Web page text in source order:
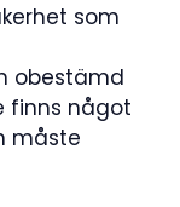
som
obestämd
finns något
måste